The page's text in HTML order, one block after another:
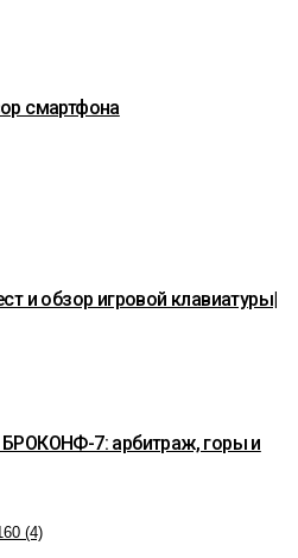
смартфона
и обзор игровой клавиатуры|
БРОКОНФ-7: арбитраж, горы и